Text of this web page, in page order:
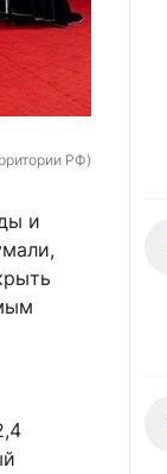
РФ)
и